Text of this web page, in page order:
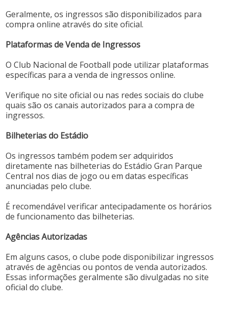
Geralmente, os ingressos são disponibilizados para
compra online através do site oficial.
Plataformas de Venda de Ingressos
O Club Nacional de Football pode utilizar plataformas
específicas para a venda de ingressos online.
Verifique no site oficial ou nas redes sociais do clube
quais são os canais autorizados para a compra de
ingressos.
Bilheterias do Estádio
Os ingressos também podem ser adquiridos
diretamente nas bilheterias do Estádio Gran Parque
Central nos dias de jogo ou em datas específicas
anunciadas pelo clube.
É recomendável verificar antecipadamente os horários
de funcionamento das bilheterias.
Agências Autorizadas
Em alguns casos, o clube pode disponibilizar ingressos
através de agências ou pontos de venda autorizados.
Essas informações geralmente são divulgadas no site
oficial do clube.